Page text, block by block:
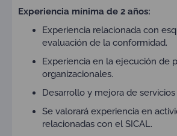
Experiencia mínima de 2 años:
Experiencia relacionada con
evaluación de la conformidad.
Experiencia en la ejecución de
organizacionales.
Desarrollo y mejora de
Se valorará experiencia en
relacionadas con el SICAL.